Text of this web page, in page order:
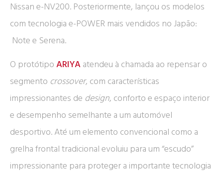
Nissan e-NV200. Posteriormente, lançou os modelos
com tecnologia e-POWER mais vendidos no Japão:
Note e Serena.
O protótipo ARIYA atendeu à chamada ao repensar o
segmento crossover, com características
impressionantes de design, conforto e espaço interior
e desempenho semelhante a um automóvel
desportivo. Até um elemento convencional como a
grelha frontal tradicional evoluiu para um “escudo”
impressionante para proteger a importante tecnologia